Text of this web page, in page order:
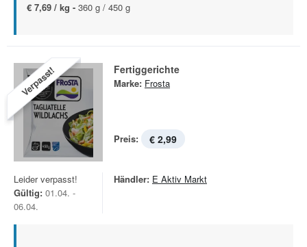
€ 7,69 / kg - 360 g / 450 g
Verpasst! Fertiggerichte
Marke: Frosta
Preis: € 2,99
Leider verpasst!
Gültig: 01.04. -
06.04.
Händler: E Aktiv Markt